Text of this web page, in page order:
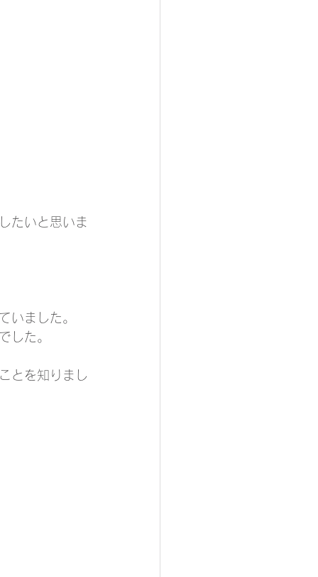
たいと思いま
いました。
した。
とを知りまし